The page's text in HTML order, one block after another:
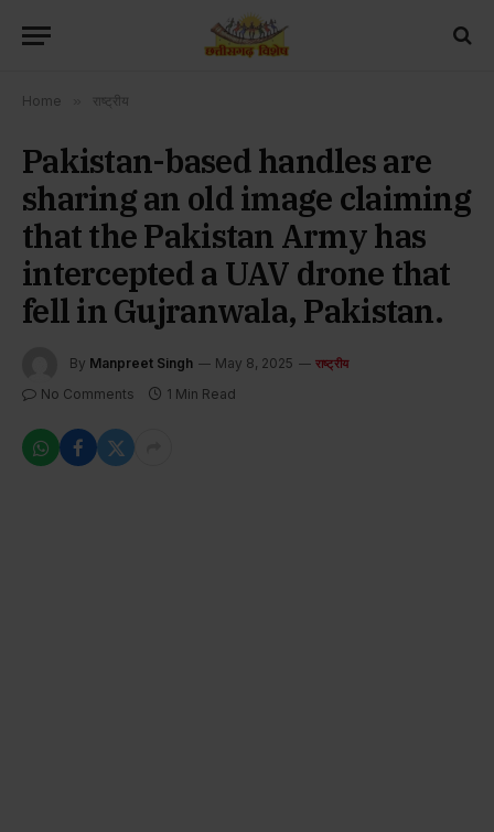
Home राष्ट्रीय
Pakistan-based handles are
sharing an old image claiming
that the Pakistan Army has
intercepted a UAV drone that
fell in Gujranwala, Pakistan.
By Manpreet Singh May 8, 2025 राष्ट्रीय
No Comments 1 Min Read